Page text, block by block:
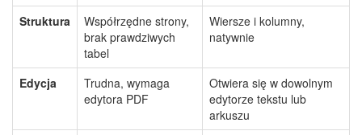
Struktura
Współrzędne strony,
brak prawdziwych
tabel
Wiersze i kolumny,
natywnie
Edycja
Trudna, wymaga
edytora PDF
Otwiera się w dowolnym
edytorze tekstu lub
arkuszu